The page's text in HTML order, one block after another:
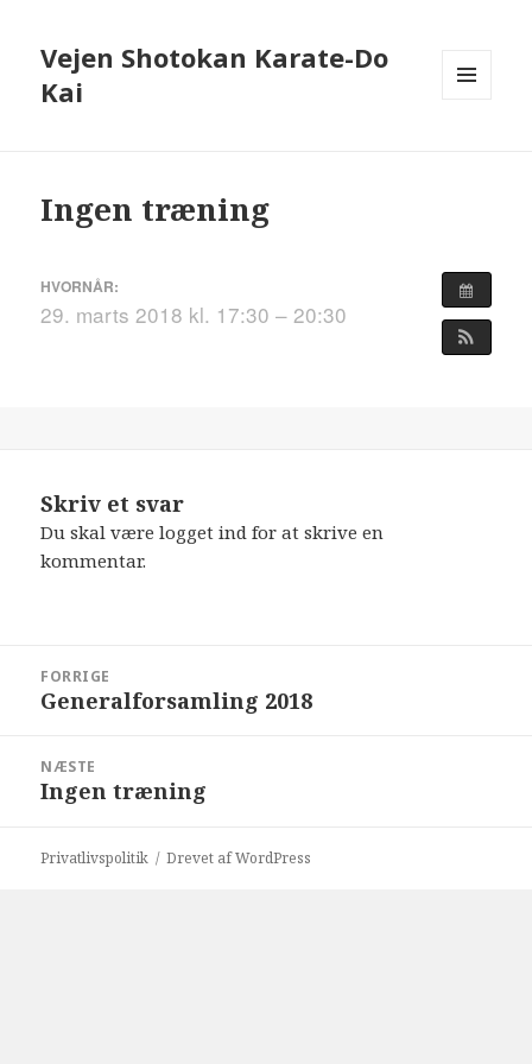
Vejen Shotokan Karate-Do
Kai
Ingen træning
HVORNÅR:
29. marts 2018 kl. 17:30 – 20:30
Skriv et svar
Du skal værelogget ind for at skrive en
kommentar.
FORRIGE
Forrige
Generalforsamling 2018
NÆSTE
Næste
Ingen træning
Privatlivspolitik Drevet af WordPress